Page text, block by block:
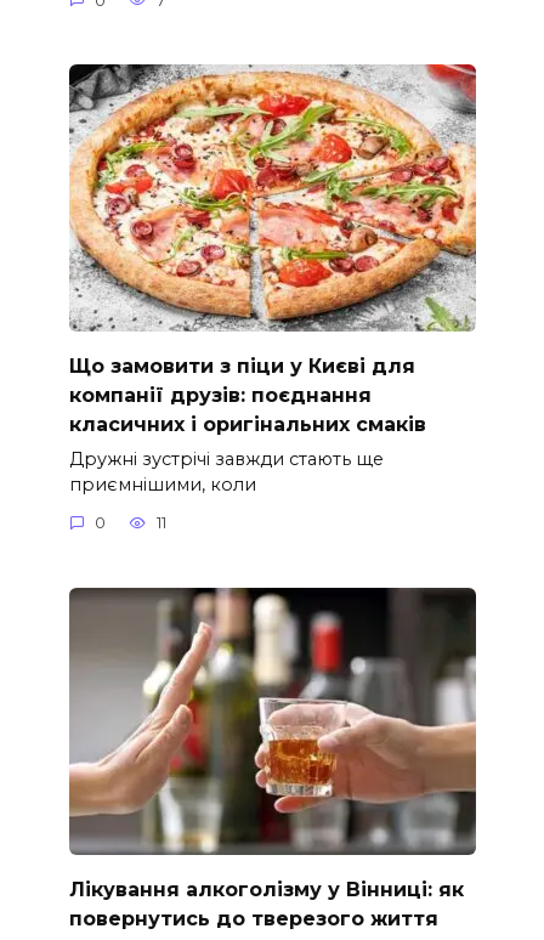
Що замовити з піци у Києві для
компанії друзів: поєднання
класичних і оригінальних смаків
Дружні зустрічі завжди стають ще
приємнішими, коли
0 11
Лікування алкоголізму у Вінниці: як
повернутись до тверезого життя